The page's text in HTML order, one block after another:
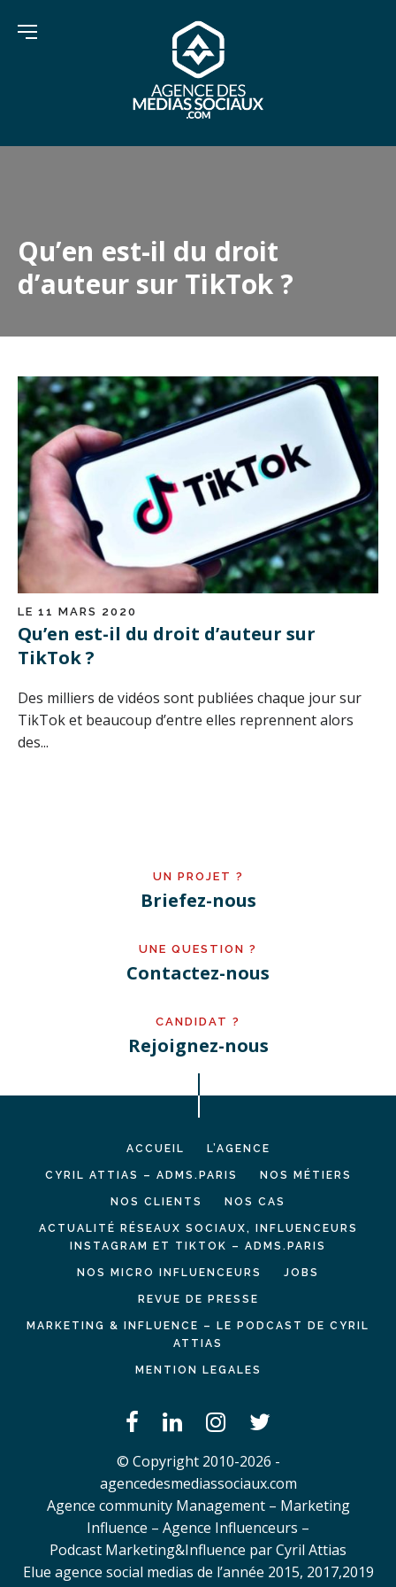
Qu’en est-il du droit
d’auteur sur TikTok ?
LE 11 MARS 2020
Qu’en est-il du droit d’auteur sur
TikTok ?
Des milliers de vidéos sont publiées chaque jour sur
TikTok et beaucoup d’entre elles reprennent alors
des...
UN PROJET ?
Briefez-nous
UNE QUESTION ?
Contactez-nous
CANDIDAT ?
Rejoignez-nous
ACCUEIL L’AGENCE
CYRIL ATTIAS – ADMS.PARIS NOS MÉTIERS
NOS CLIENTS NOS CAS
ACTUALITÉ RÉSEAUX SOCIAUX, INFLUENCEURS
INSTAGRAM ET TIKTOK – ADMS.PARIS
NOS MICRO INFLUENCEURS JOBS
REVUE DE PRESSE
MARKETING & INFLUENCE – LE PODCAST DE CYRIL
ATTIAS
MENTION LEGALES
© Copyright 2010-2026 -
agencedesmediassociaux.com
Agence community Management – Marketing
Influence – Agence Influenceurs –
Podcast Marketing&Influence par Cyril Attias
Elue agence social medias de l’année 2015, 2017,2019